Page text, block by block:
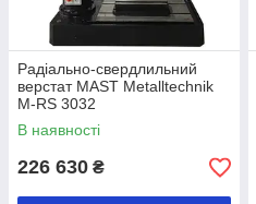
Радіально-свердлильний
верстат MAST Metalltechnik
M-RS 3032
В наявності
226 630 ₴